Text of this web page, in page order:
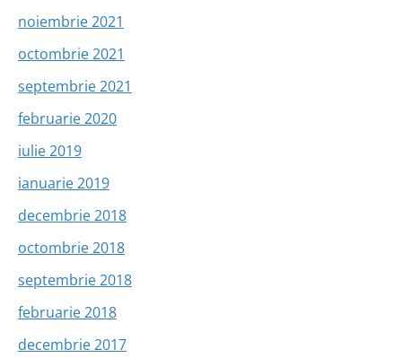
noiembrie 2021
octombrie 2021
septembrie 2021
februarie 2020
iulie 2019
ianuarie 2019
decembrie 2018
octombrie 2018
septembrie 2018
februarie 2018
decembrie 2017